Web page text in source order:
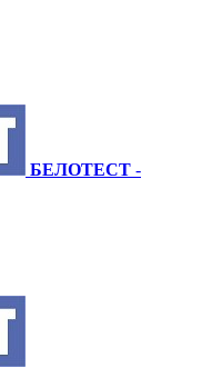
БЕЛОТЕСТ -